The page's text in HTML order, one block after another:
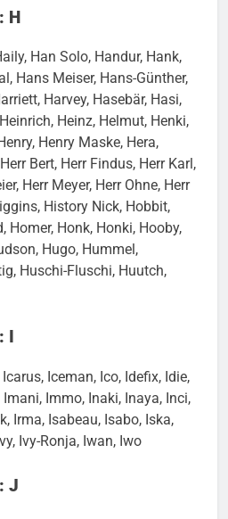
H
Han Solo, Handur, Hank,
Hans Meiser, Hans-Günther,
Harvey, Hasebär, Hasi,
Heinz, Helmut, Henki,
Henry Maske, Hera,
Bert, Herr Findus, Herr Karl,
Herr Meyer, Herr Ohne, Herr
History Nick, Hobbit,
Homer, Honk, Honki, Hooby,
Hugo, Hummel,
Huschi-Fluschi, Huutch,
I
Iceman, Ico, Idefix, Idie,
Immo, Inaki, Inaya, Inci,
Irma, Isabeau, Isabo, Iska,
Ivy-Ronja, Iwan, Iwo
J